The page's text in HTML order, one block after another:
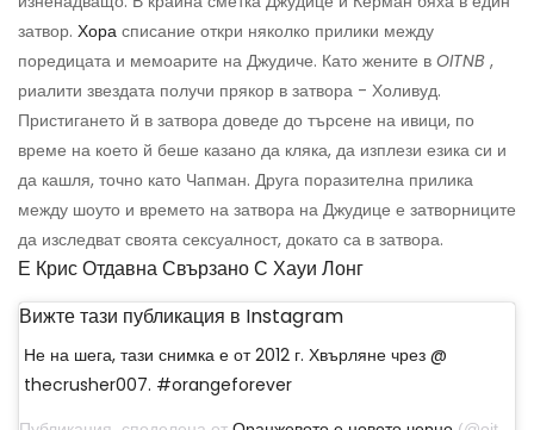
затвор. Хора списание откри няколко прилики между
поредицата и мемоарите на Джудиче. Като жените в OITNB ,
риалити звездата получи прякор в затвора - Холивуд.
Пристигането й в затвора доведе до търсене на ивици, по
време на което й беше казано да кляка, да изплези езика си и
да кашля, точно като Чапман. Друга поразителна прилика
между шоуто и времето на затвора на Джудице е затворниците
да изследват своята сексуалност, докато са в затвора.
Е Крис Отдавна Свързано С Хауи Лонг
Вижте тази публикация в Instagram
Не на шега, тази снимка е от 2012 г. Хвърляне чрез @
thecrusher007. #orangeforever